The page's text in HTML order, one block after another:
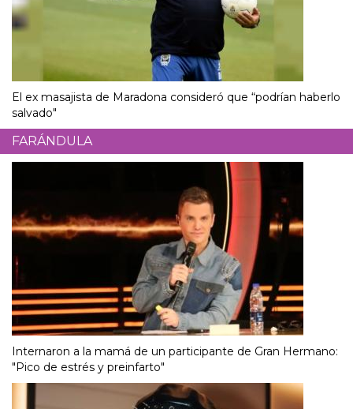
El ex masajista de Maradona consideró que “podrían haberlo
salvado"
FARÁNDULA
Internaron a la mamá de un participante de Gran Hermano:
"Pico de estrés y preinfarto"